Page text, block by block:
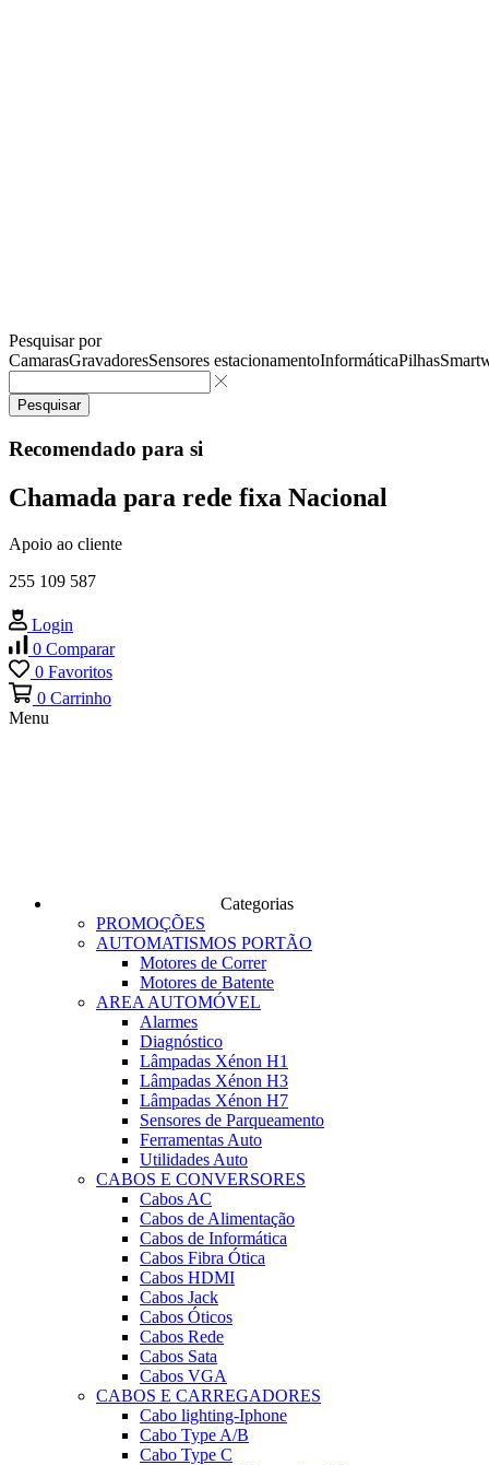
Pesquisar por
CamarasGravadoresSensores estacionamentoInformáticaPilhas
Pesquisar
Recomendado para si
Chamada para rede fixa Nacional
Apoio ao cliente
255 109 587
Login
0 Comparar
0 Favoritos
0 Carrinho
Menu
Categorias
PROMOÇÕES
AUTOMATISMOS PORTÃO
Motores de Correr
Motores de Batente
AREA AUTOMÓVEL
Alarmes
Diagnóstico
Lâmpadas Xénon H1
Lâmpadas Xénon H3
Lâmpadas Xénon H7
Sensores de Parqueamento
Ferramentas Auto
Utilidades Auto
CABOS E CONVERSORES
Cabos AC
Cabos de Alimentação
Cabos de Informática
Cabos Fibra Ótica
Cabos HDMI
Cabos Jack
Cabos Óticos
Cabos Rede
Cabos Sata
Cabos VGA
CABOS E CARREGADORES
Cabo lighting-Iphone
Cabo Type A/B
Cabo Type C